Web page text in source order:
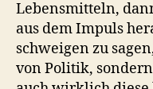
Lebensmitteln,
aus dem Impuls
schweigen zu
von Politik,